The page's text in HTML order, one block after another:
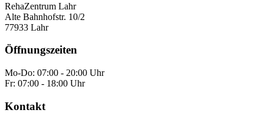
RehaZentrum Lahr
Alte Bahnhofstr. 10/2
77933 Lahr
Öffnungszeiten
Mo-Do: 07:00 - 20:00 Uhr
Fr: 07:00 - 18:00 Uhr
Kontakt